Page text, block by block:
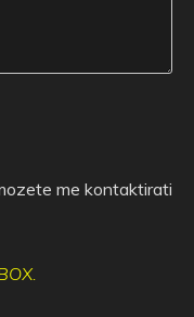
me kontaktirati